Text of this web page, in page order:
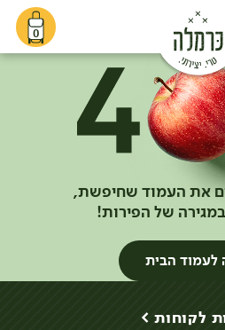
0
את העמוד שחיפשת,
של הפירות!
לעמוד הבית
לקוחות >